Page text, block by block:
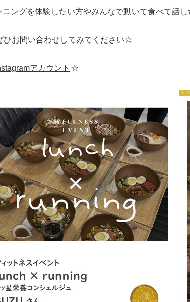
ニングを体験したい方やみんなで動いて食べて話
ひお問い合わせしてみてください☆
アカウント ☆